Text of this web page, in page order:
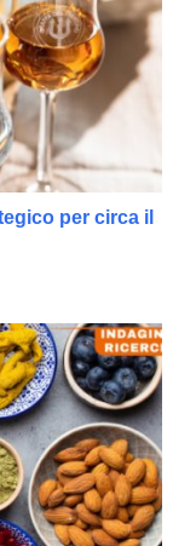
per circa il